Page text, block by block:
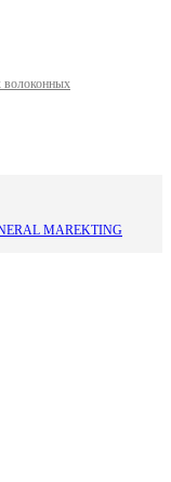
MAREKTING